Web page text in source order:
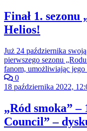
Finał 1. sezonu
Helios!
Już 24 października
pierwszego sezonu
fanom, umożliwiając
0
18 października 2022,
„Ród smoka” –
Council” –